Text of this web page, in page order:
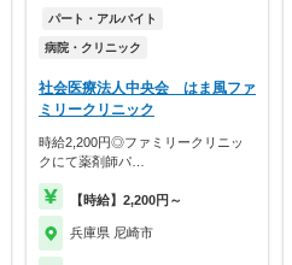
パート・アルバイト
病院・クリニック
社会医療法人中央会 はま風ファ
ミリークリニック
時給2,200円◎ファミリークリニッ
クにて薬剤師パ…
【時給】2,200円～
兵庫県 尼崎市